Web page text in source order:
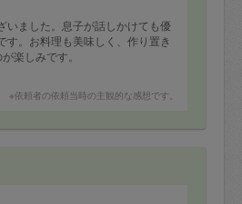
いました。息子が話しかけても優
す。お料理も美味しく、作り置き
楽しみです。
※依頼者の依頼当時の主観的な感想です。